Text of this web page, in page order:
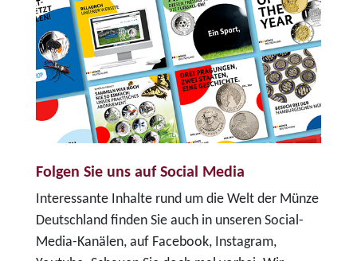
Folgen Sie uns auf Social Media
Interessante Inhalte rund um die Welt der Münze
Deutschland finden Sie auch in unseren Social-
Media-Kanälen, auf Facebook, Instagram,